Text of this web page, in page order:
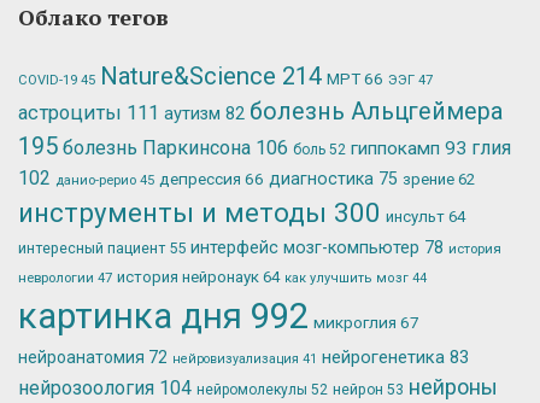
Облако тегов
COVID-19 45 Nature&Science 214 МРТ66 ЭЭГ 47
астроциты 111 аутизм 82 болезнь Альцгеймера
195 болезнь Паркинсона 106 боль 52 гиппокамп 93 глия
102 данио-рерио 45 депрессия 66 диагностика 75 зрение 62
инструменты и методы 300 инсульт 64
интересный пациент 55 интерфейс мозг-компьютер 78 история
неврологии 47 история нейронаук 64 как улучшить мозг 44
картинка дня 992 микроглия 67
нейроанатомия 72 нейровизуализация 41 нейрогенетика 83
нейрозоология 104 нейромолекулы 52 нейрон 53 нейроны